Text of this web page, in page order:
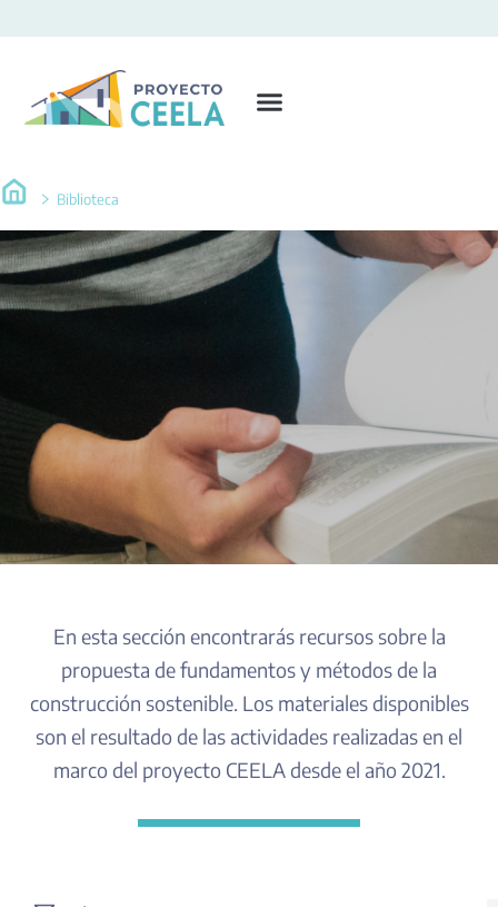
Biblioteca
En esta sección encontrarás recursos sobre la
propuesta de fundamentos y métodos de la
construcción sostenible. Los materiales disponibles
son el resultado de las actividades realizadas en el
marco del proyecto CEELA desde el año 2021.